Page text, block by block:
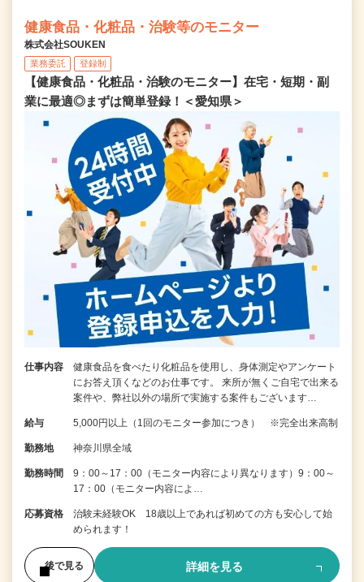
健康食品・化粧品・治験等のモニター
株式会社SOUKEN
業務委託 登録制
【健康食品・化粧品・治験のモニター】在宅・短期・副
業に最適◎まずは簡単登録！＜愛知県＞
仕事内容
健康食品を食べたり化粧品を使用し、身体測定やアンケート
にお答え頂くなどのお仕事です。 来所が無くご自宅で出来る
案件や、弊社以外の場所で実施する案件もございます…
給与 5,000円以上（1回のモニター参加につき） ※完全出来高制
勤務地 神奈川県全域
勤務時間
9：00～17：00（モニター内容により異なります）9：00～
17：00（モニター内容によ…
応募資格
治験未経験OK 18歳以上であれば初めての方も安心して始
められます！
後で見る 詳細を見る